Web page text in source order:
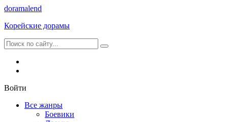
doramalend
Корейские дорамы
Войти
Все жанры
Боевики